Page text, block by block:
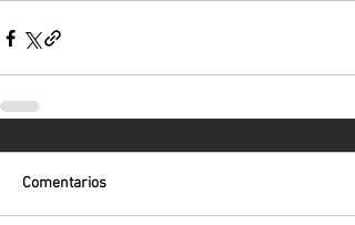
Comentarios